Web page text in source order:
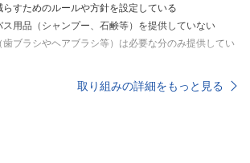
らすためのルールや方針を設定している
ス用品（シャンプー、石鹸等）を提供していない
歯ブラシやヘアブラシ等）は必要な分のみ提供してい
取り組みの詳細をもっと見る